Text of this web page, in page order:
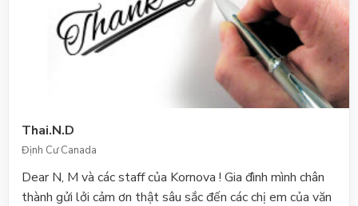
Thai.N.D
Định Cư Canada
Dear N, M và các staff của Kornova ! Gia đình mình chân
thành gửi lởi cảm ơn thật sâu sắc đến các chị em của văn